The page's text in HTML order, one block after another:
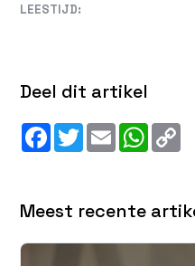
LEESTIJD:
Deel dit artikel
Facebook
Twitter
Email
Meest recente